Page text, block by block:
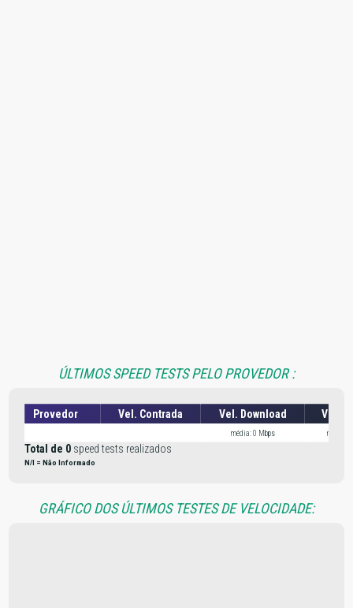
ÚLTIMOS SPEED TESTS PELO PROVEDOR :
Provedor Vel. Contrada Vel. Download Vel.
média: 0 Mbps média:
Total de 0 speed tests realizados
N/I = Não Informado
GRÁFICO DOS ÚLTIMOS TESTES DE VELOCIDADE: